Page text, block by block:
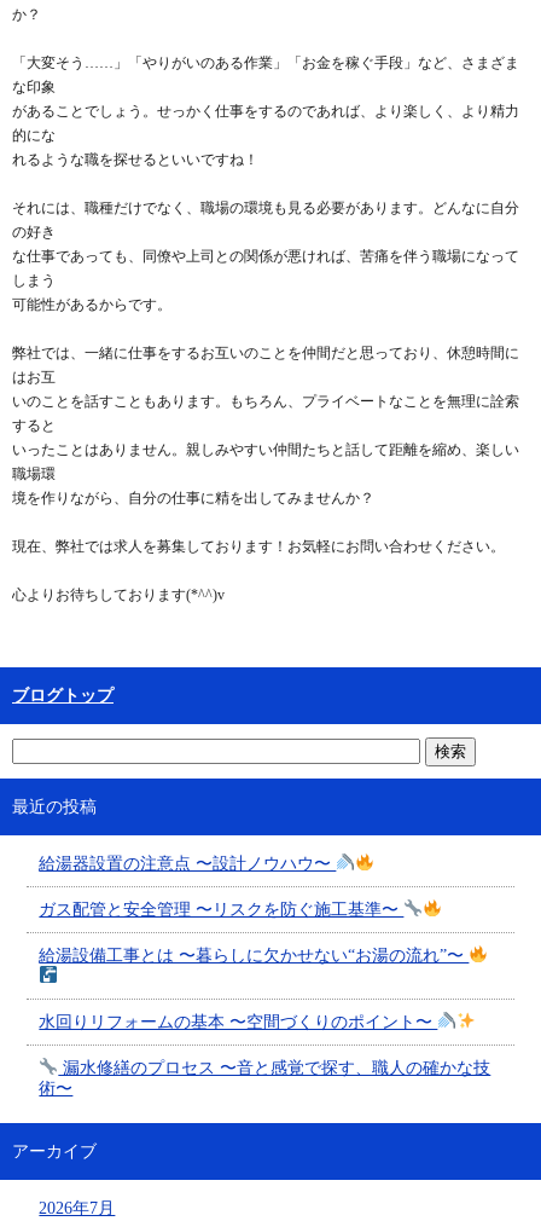
か？
「大変そう……」「やりがいのある作業」「お金を稼ぐ手段」など、さまざま
な印象
があることでしょう。せっかく仕事をするのであれば、より楽しく、より精力
的にな
れるような職を探せるといいですね！
それには、職種だけでなく、職場の環境も見る必要があります。どんなに自分
の好き
な仕事であっても、同僚や上司との関係が悪ければ、苦痛を伴う職場になって
しまう
可能性があるからです。
弊社では、一緒に仕事をするお互いのことを仲間だと思っており、休憩時間に
はお互
いのことを話すこともあります。もちろん、プライベートなことを無理に詮索
すると
いったことはありません。親しみやすい仲間たちと話して距離を縮め、楽しい
職場環
境を作りながら、自分の仕事に精を出してみませんか？
現在、弊社では求人を募集しております！お気軽にお問い合わせください。
心よりお待ちしております(*^^)v
ブログトップ
最近の投稿
給湯器設置の注意点 〜設計ノウハウ〜
ガス配管と安全管理 〜リスクを防ぐ施工基準〜
給湯設備工事とは 〜暮らしに欠かせない“お湯の流れ”〜
水回りリフォームの基本 〜空間づくりのポイント〜
漏水修繕のプロセス 〜音と感覚で探す、職人の確かな技
術〜
アーカイブ
2026年7月